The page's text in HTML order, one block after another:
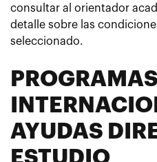
consultar al orientador
detalle sobre las
seleccionado.
PROGRAMAS
AYUDAS